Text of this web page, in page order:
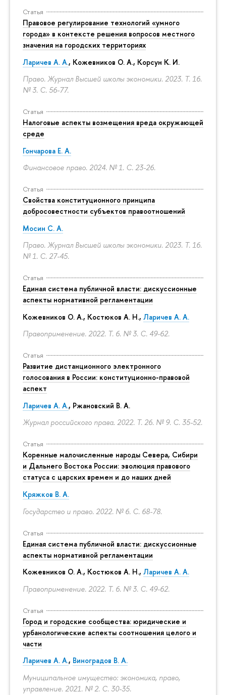
Статья
Правовое регулирование технологий «умного
города» в контексте решения вопросов местного
значения на городских территориях
Ларичев А. А., Кожевников О. А., Корсун К. И.
Право. Журнал Высшей школы экономики. 2023. Т. 16.
№ 3. С. 56-77.
Статья
Налоговые аспекты возмещения вреда окружающей
среде
Гончарова Е. А.
Финансовое право. 2024. № 1. С. 23-26.
Статья
Свойства конституционного принципа
добросовестности субъектов правоотношений
Мосин С. А.
Право. Журнал Высшей школы экономики. 2023. Т. 16.
№ 1. С. 27-45.
Статья
Единая система публичной власти: дискуссионные
аспекты нормативной регламентации
Кожевников О. А., Костюков А. Н., Ларичев А. А.
Правоприменение. 2022. Т. 6. № 3. С. 49-62.
Статья
Развитие дистанционного электронного
голосования в России: конституционно-правовой
аспект
Ларичев А. А., Ржановский В. А.
Журнал российского права. 2022. Т. 26. № 9. С. 35-52.
Статья
Коренные малочисленные народы Севера, Сибири
и Дальнего Востока России: эволюция правового
статуса с царских времен и до наших дней
Кряжков В. А.
Государство и право. 2022. № 6. С. 68-78.
Статья
Единая система публичной власти: дискуссионные
аспекты нормативной регламентации
Кожевников О. А., Костюков А. Н., Ларичев А. А.
Правоприменение. 2022. Т. 6. № 3. С. 49-62.
Статья
Город и городские сообщества: юридические и
урбанологические аспекты соотношения целого и
части
Ларичев А. А., Виноградов В. А.
Муниципальное имущество: экономика, право,
управление. 2021. № 2. С. 30-35.